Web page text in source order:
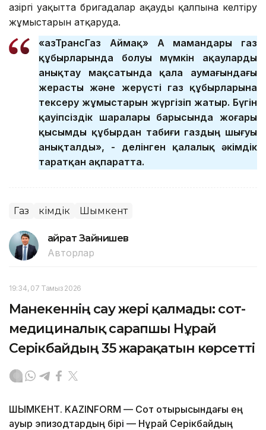
Қазіргі уақытта бригадалар ақауды қалпына келтіру
жұмыстарын атқаруда.
«ҚазТрансГаз Аймақ» АҚ мамандары газ
құбырларында болуы мүмкін ақауларды
анықтау мақсатында қала аумағындағы
жерасты және жерүсті газ құбырларына
тексеру жұмыстарын жүргізіп жатыр. Бүгін
қауіпсіздік шаралары барысында жоғары
қысымды құбырдан табиғи газдың шығуы
анықталды», - делінген қалалық әкімдік
таратқан ақпаратта.
Газ Әкімдік Шымкент
Қайрат Зайнишев
Авторлар
19:34, 07 Тамыз 2026
Манекеннің сау жері қалмады: сот-
медициналық сарапшы Нұрай
Серікбайдың 35 жарақатын көрсетті
ШЫМКЕНТ. KAZINFORM — Сот отырысындағы ең
ауыр эпизодтардың бірі — Нұрай Серікбайдың